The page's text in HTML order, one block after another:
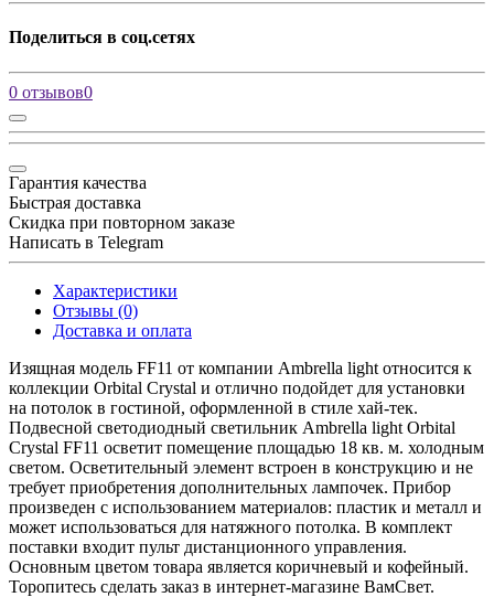
Поделиться в соц.сетях
0 отзывов0
Гарантия качества
Быстрая доставка
Скидка при повторном заказе
Написать в Telegram
Характеристики
Отзывы (0)
Доставка и оплата
Изящная модель FF11 от компании Ambrella light относится к
коллекции Orbital Crystal и отлично подойдет для установки
на потолок в гостиной, оформленной в стиле хай-тек.
Подвесной светодиодный светильник Ambrella light Orbital
Crystal FF11 осветит помещение площадью 18 кв. м. холодным
светом. Осветительный элемент встроен в конструкцию и не
требует приобретения дополнительных лампочек. Прибор
произведен с использованием материалов: пластик и металл и
может использоваться для натяжного потолка. В комплект
поставки входит пульт дистанционного управления.
Основным цветом товара является коричневый и кофейный.
Торопитесь сделать заказ в интернет-магазине ВамСвет.